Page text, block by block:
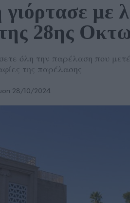
με
28ης
όλη την παρέλαση που
της παρέλασης
28/10/2024